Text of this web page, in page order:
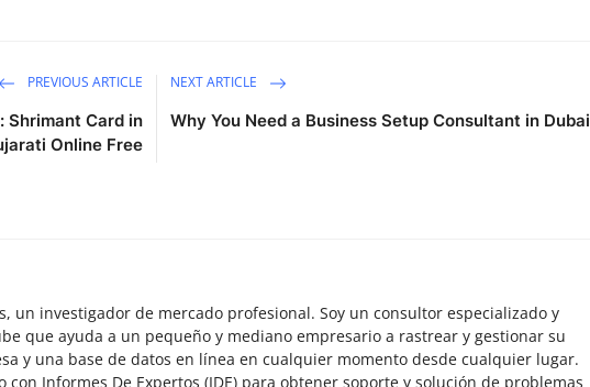
PREVIOUS ARTICLE
Shrimant Card in
Online Free
NEXT ARTICLE
Why You Need a Business Setup Consultant in Dubai
un investigador de mercado profesional. Soy un consultor especializado y
que ayuda a un pequeño y mediano empresario a rastrear y gestionar su
y una base de datos en línea en cualquier momento desde cualquier lugar.
con Informes De Expertos (IDE) para obtener soporte y solución de problemas